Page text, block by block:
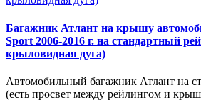
Багажник Атлант на крышу
Sport 2006-2016 г. на стандартный
крыловидная дуга)
Автомобильный багажник Атлант на
(есть просвет между рейлингом и